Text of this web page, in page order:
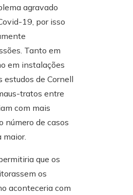
agravado
19, por isso
Tanto em
em instalações
estudos de Cornell
tratos entre
com mais
número de casos
maior.
que os
os
aconteceria com